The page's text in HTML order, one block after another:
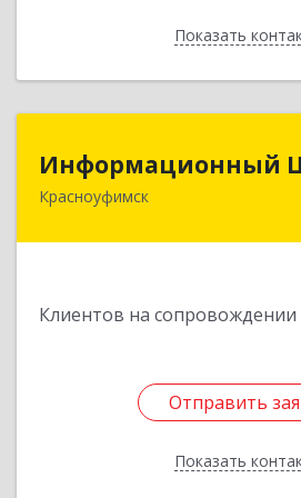
ПоказатьНазад
Информационный
Красноуфимск
Клиентов на сопровождении
Отправить
Показать
623300, Свердловская
Отправить
Назад